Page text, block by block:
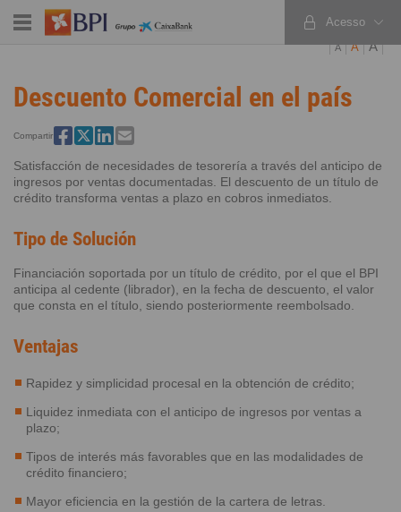
PT EN ES
Acesso
A A A
Descuento Comercial en el país
Compartir
Satisfacción de necesidades de tesorería a través del anticipo de
ingresos por ventas documentadas. El descuento de un título de
crédito transforma ventas a plazo en cobros inmediatos.
Tipo de Solución
Financiación soportada por un título de crédito, por el que el BPI
anticipa al cedente (librador), en la fecha de descuento, el valor
que consta en el título, siendo posteriormente reembolsado.
Ventajas
Rapidez y simplicidad procesal en la obtención de crédito;
Liquidez inmediata con el anticipo de ingresos por ventas a
plazo;
Tipos de interés más favorables que en las modalidades de
crédito financiero;
Mayor eficiencia en la gestión de la cartera de letras.